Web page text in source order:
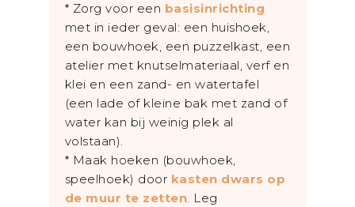
* Zorg voor een basisinrichting
met in ieder geval: een huishoek,
een bouwhoek, een puzzelkast, een
atelier met knutselmateriaal, verf en
klei en een zand- en watertafel
(een lade of kleine bak met zand of
water kan bij weinig plek al
volstaan).
* Maak hoeken (bouwhoek,
speelhoek) door kasten dwars op
de muur te zetten. Leg